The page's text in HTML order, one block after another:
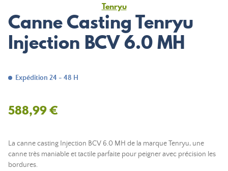
Tenryu
Canne Casting Tenryu
Injection BCV 6.0 MH
Expédition 24 - 48 H
588,99 €
La canne casting Injection BCV 6.0 MH de la marque Tenryu, une
canne très maniable et tactile parfaite pour peigner avec précision les
bordures.